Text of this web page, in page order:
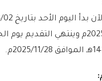
الموافق 2025/11/23م وينتهي التقديم